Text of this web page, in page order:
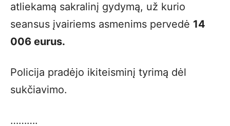
atliekamą sakralinį gydymą, už kurio
seansus įvairiems asmenims pervedė 14
006 eurus.
Policija pradėjo ikiteisminį tyrimą dėl
sukčiavimo.
……….